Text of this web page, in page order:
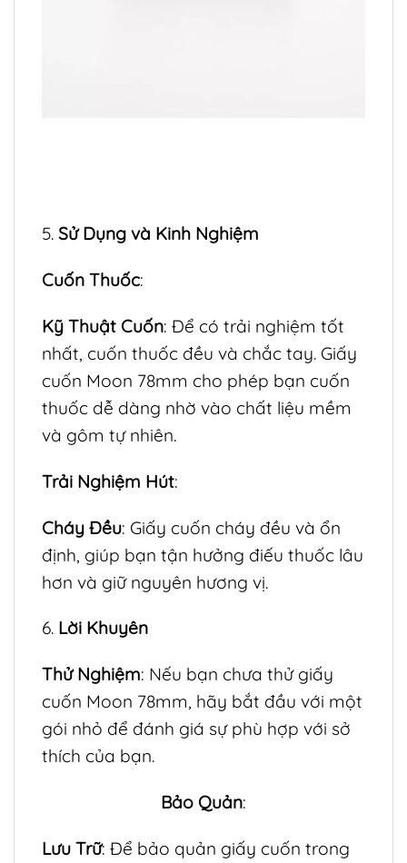
5. Sử Dụng và Kinh Nghiệm
Cuốn Thuốc:
Kỹ Thuật Cuốn: Để có trải nghiệm tốt
nhất, cuốn thuốc đều và chắc tay. Giấy
cuốn Moon 78mm cho phép bạn cuốn
thuốc dễ dàng nhờ vào chất liệu mềm
và gôm tự nhiên.
Trải Nghiệm Hút:
Cháy Đều: Giấy cuốn cháy đều và ổn
định, giúp bạn tận hưởng điếu thuốc lâu
hơn và giữ nguyên hương vị.
6. Lời Khuyên
Thử Nghiệm: Nếu bạn chưa thử giấy
cuốn Moon 78mm, hãy bắt đầu với một
gói nhỏ để đánh giá sự phù hợp với sở
thích của bạn.
Bảo Quản:
Lưu Trữ: Để bảo quản giấy cuốn trong